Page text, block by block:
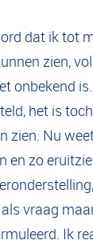
dat ik tot
zien,
onbekend
het is
zien. Nu
en zo
vraag
Ik